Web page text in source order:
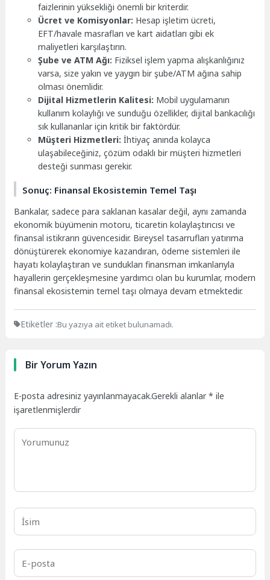
faizlerinin yüksekliği önemli bir kriterdir.
Ücret ve Komisyonlar: Hesap işletim ücreti,
EFT/havale masrafları ve kart aidatları gibi ek
maliyetleri karşılaştırın.
Şube ve ATM Ağı: Fiziksel işlem yapma alışkanlığınız
varsa, size yakın ve yaygın bir şube/ATM ağına sahip
olması önemlidir.
Dijital Hizmetlerin Kalitesi: Mobil uygulamanın
kullanım kolaylığı ve sunduğu özellikler, dijital bankacılığı
sık kullananlar için kritik bir faktördür.
Müşteri Hizmetleri: İhtiyaç anında kolayca
ulaşabileceğiniz, çözüm odaklı bir müşteri hizmetleri
desteği sunması gerekir.
Sonuç: Finansal Ekosistemin Temel Taşı
Bankalar, sadece para saklanan kasalar değil, aynı zamanda
ekonomik büyümenin motoru, ticaretin kolaylaştırıcısı ve
finansal istikrarın güvencesidir. Bireysel tasarrufları yatırıma
dönüştürerek ekonomiye kazandıran, ödeme sistemleri ile
hayatı kolaylaştıran ve sundukları finansman imkanlarıyla
hayallerin gerçekleşmesine yardımcı olan bu kurumlar, modern
finansal ekosistemin temel taşı olmaya devam etmektedir.
Etiketler :Bu yazıya ait etiket bulunamadı.
Bir Yorum Yazın
E-posta adresiniz yayınlanmayacak.Gerekli alanlar* ile
işaretlenmişlerdir